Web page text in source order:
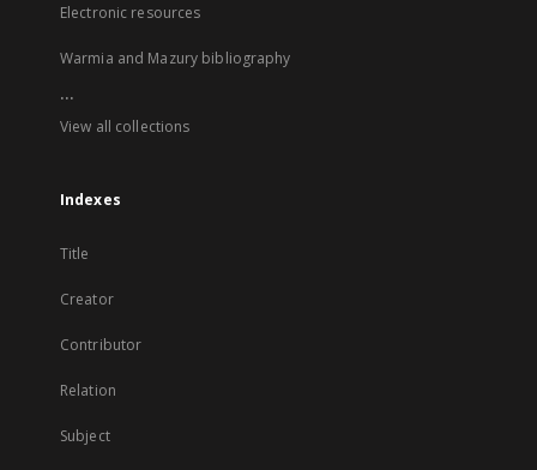
Electronic resources
Warmia and Mazury bibliography
...
View all collections
Indexes
Title
Creator
Contributor
Relation
Subject